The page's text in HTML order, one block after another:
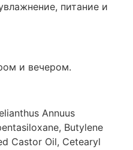
питание и
и вечером.
Annuus
Butylene
Castor Oil, Cetearyl